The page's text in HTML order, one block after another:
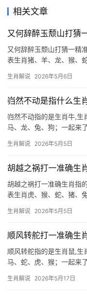
相关文章
又何辞醉玉颓山打猜
又何辞醉玉颓山打猜一精
表生肖猪、羊、龙、猴、
王者之风，2024甲辰年，
生肖解说 2026年5月6日
岿然不动是指什么生
岿然不动指的是生肖牛,生
马、龙、兔、狗；一起来
中，生肖牛最能体现这一
生肖解说 2026年5月5日
胡越之祸打一准确生
胡越之祸打一准确生肖指
表生肖虎、猴、蛇、猪、
生肖象征，生肖虎最为贴
生肖解说 2026年5月5日
顺风转舵打一准确生
顺风转舵指的是生肖鼠,生
马、蛇、虎、猴；一起来
“天解”吉星入命，事业上
生肖解说 2026年5月17日